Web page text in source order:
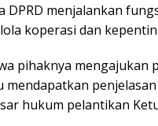
DPRD menjalankan
koperasi dan
pihaknya
mendapatkan
hukum pelantikan